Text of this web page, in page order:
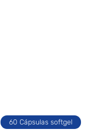
60 Cápsulas softgel